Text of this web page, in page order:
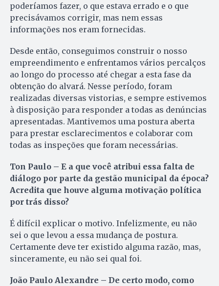
poderíamos fazer, o que estava errado e o que
precisávamos corrigir, mas nem essas
informações nos eram fornecidas.
Desde então, conseguimos construir o nosso
empreendimento e enfrentamos vários percalços
ao longo do processo até chegar a esta fase da
obtenção do alvará. Nesse período, foram
realizadas diversas vistorias, e sempre estivemos
à disposição para responder a todas as denúncias
apresentadas. Mantivemos uma postura aberta
para prestar esclarecimentos e colaborar com
todas as inspeções que foram necessárias.
Ton Paulo – E a que você atribui essa falta de
diálogo por parte da gestão municipal da época?
Acredita que houve alguma motivação política
por trás disso?
É difícil explicar o motivo. Infelizmente, eu não
sei o que levou a essa mudança de postura.
Certamente deve ter existido alguma razão, mas,
sinceramente, eu não sei qual foi.
João Paulo Alexandre – De certo modo, como